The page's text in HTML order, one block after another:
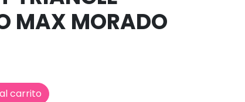
MAX MORADO
carrito